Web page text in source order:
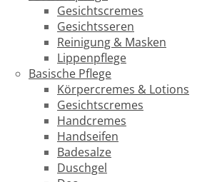
Gesichtscremes
Gesichtsseren
Reinigung & Masken
Lippenpflege
Basische Pflege
Körpercremes & Lotions
Gesichtscremes
Handcremes
Handseifen
Badesalze
Duschgel